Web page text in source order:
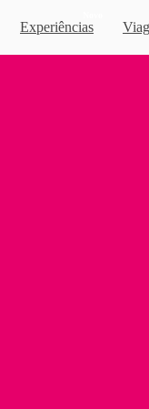
Experiências